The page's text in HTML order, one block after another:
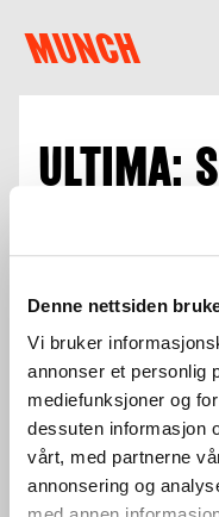
Denne nettsiden
Vi bruker
annonser et personlig
mediefunksjoner og
dessuten informasjon
vårt, med partnerne
annonsering og
MUNCH
ULTIMA:
Logg inn